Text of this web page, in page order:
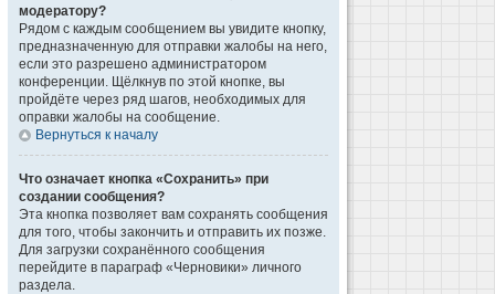
модератору?
Рядом с каждым сообщением вы увидите кнопку,
предназначенную для отправки жалобы на него,
если это разрешено администратором
конференции. Щёлкнув по этой кнопке, вы
пройдёте через ряд шагов, необходимых для
оправки жалобы на сообщение.
Вернуться к началу
Что означает кнопка «Сохранить» при
создании сообщения?
Эта кнопка позволяет вам сохранять сообщения
для того, чтобы закончить и отправить их позже.
Для загрузки сохранённого сообщения
перейдите в параграф «Черновики» личного
раздела.